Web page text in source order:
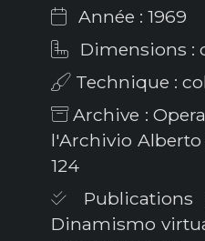
Année : 1969
Dimensions :
Technique :
Archive :
l'Archivio Alberto
124
Dinamismo